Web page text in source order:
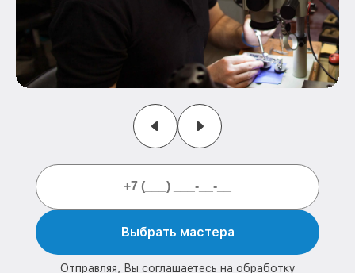
Выбрать мастера
Отправляя, Вы соглашаетесь на обработку